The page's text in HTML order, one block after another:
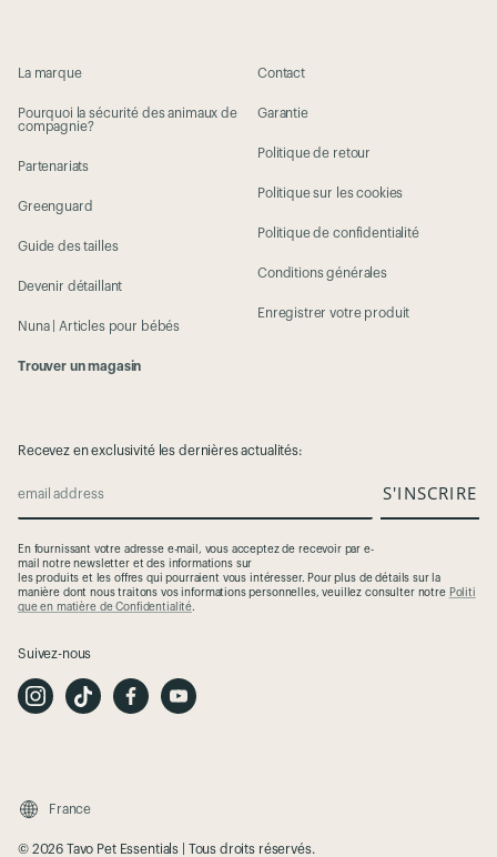
La marque
Pourquoi la sécurité des animaux de
compagnie?
Partenariats
Greenguard
Guide des tailles
Devenir détaillant
Nuna | Articles pour bébés
Trouver un magasin
Contact
Garantie
Politique de retour
Politique sur les cookies
Politique de confidentialité
Conditions générales
Enregistrer votre produit
Recevez en exclusivité les dernières actualités:
email address S'INSCRIRE
En fournissant votre adressee-mail, vous acceptezde recevoirpar e-
mailnotrenewsletter et des informationssur
lesproduits et lesoffres quipourraient vous intéresser. Pour plus dedétails sur la
manière dont noustraitons vos informations personnelles,veuillez consulter notre Politi
que en matière de Confidentialité.
Suivez-nous
n
i
a
o
France
© 2026 Tavo Pet Essentials | Tous droits réservés.